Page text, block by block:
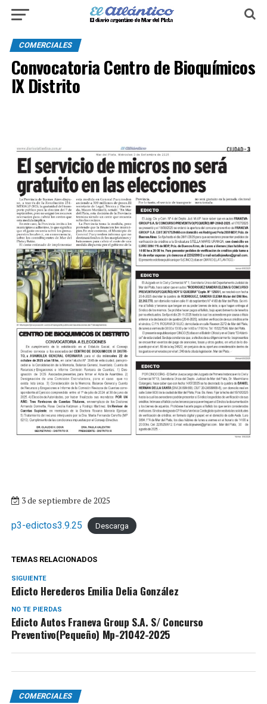
COMERCIALES
Convocatoria Centro de Bioquímicos
IX Distrito
3 de septiembre de 2025
p3-edictos3.9.25 Descarga
TEMAS RELACIONADOS
SIGUIENTE
Edicto Herederos Emilia Delia González
NO TE PIERDAS
Edicto Autos Franeva Group S.A. S/ Concurso
Preventivo(Pequeño) Mp-21042-2025
COMERCIALES